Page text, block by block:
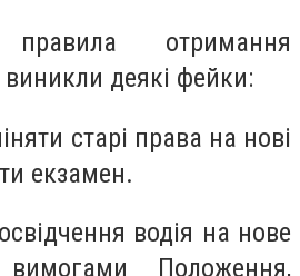
отримання
деякі фейки:
старі права на нові
екзамен.
водія на нове
вимогами Положення,